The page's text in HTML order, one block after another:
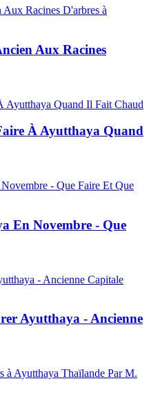
Aux Racines
À Ayutthaya Quand
En Novembre - Que
Ayutthaya - Ancienne